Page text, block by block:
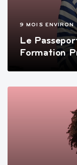
9 MOIS ENVIRON
Le
Formation